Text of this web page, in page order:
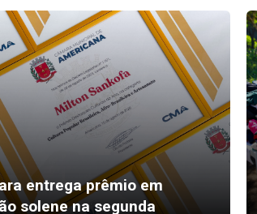
entrega prêmio em
solene na segunda